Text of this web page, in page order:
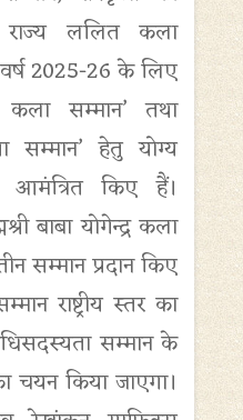
राज्य ललित कला
2025-26 के लिए
कला सम्मान’ तथा
सम्मान’ हेतु योग्य
किए हैं।
बाबा योगेन्द्र कला
सम्मान प्रदान किए
राष्ट्रीय स्तर का
सम्मान के
किया जाएगा।